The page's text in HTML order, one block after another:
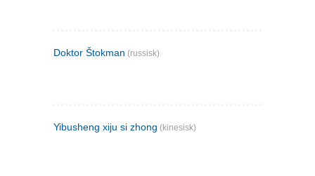
Doktor Štokman (russisk)
Yibusheng xiju si zhong (kinesisk)